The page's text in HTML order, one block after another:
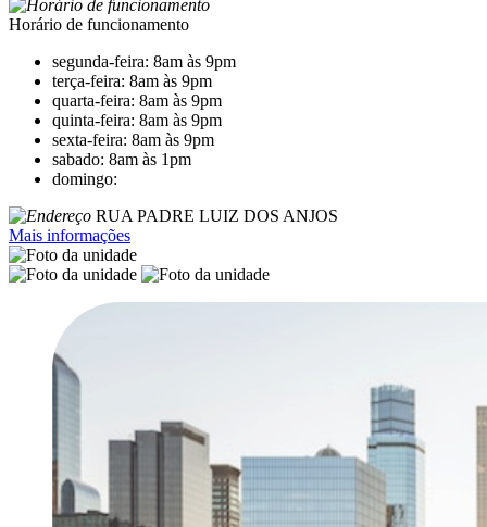
Horário de funcionamento
segunda-feira: 8am às 9pm
terça-feira: 8am às 9pm
quarta-feira: 8am às 9pm
quinta-feira: 8am às 9pm
sexta-feira: 8am às 9pm
sabado: 8am às 1pm
domingo:
RUA PADRE LUIZ DOS ANJOS
Mais informações